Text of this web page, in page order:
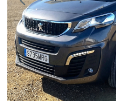
Previous